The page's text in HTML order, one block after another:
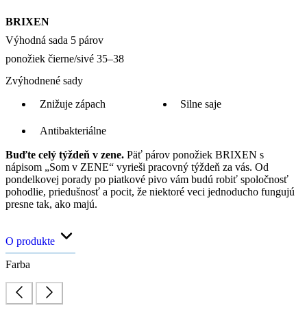
BRIXEN
Výhodná sada 5 párov
ponožiek čierne/sivé 35–38
Zvýhodnené sady
Znižuje zápach
Silne saje
Antibakteriálne
Buďte celý týždeň v zene. Päť párov ponožiek BRIXEN s
nápisom „Som v ZENE“ vyrieši pracovný týždeň za vás. Od
pondelkovej porady po piatkové pivo vám budú robiť spoločnosť
pohodlie, priedušnosť a pocit, že niektoré veci jednoducho fungujú
presne tak, ako majú.
O produkte
Farba